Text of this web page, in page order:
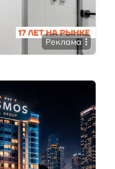
Реклама